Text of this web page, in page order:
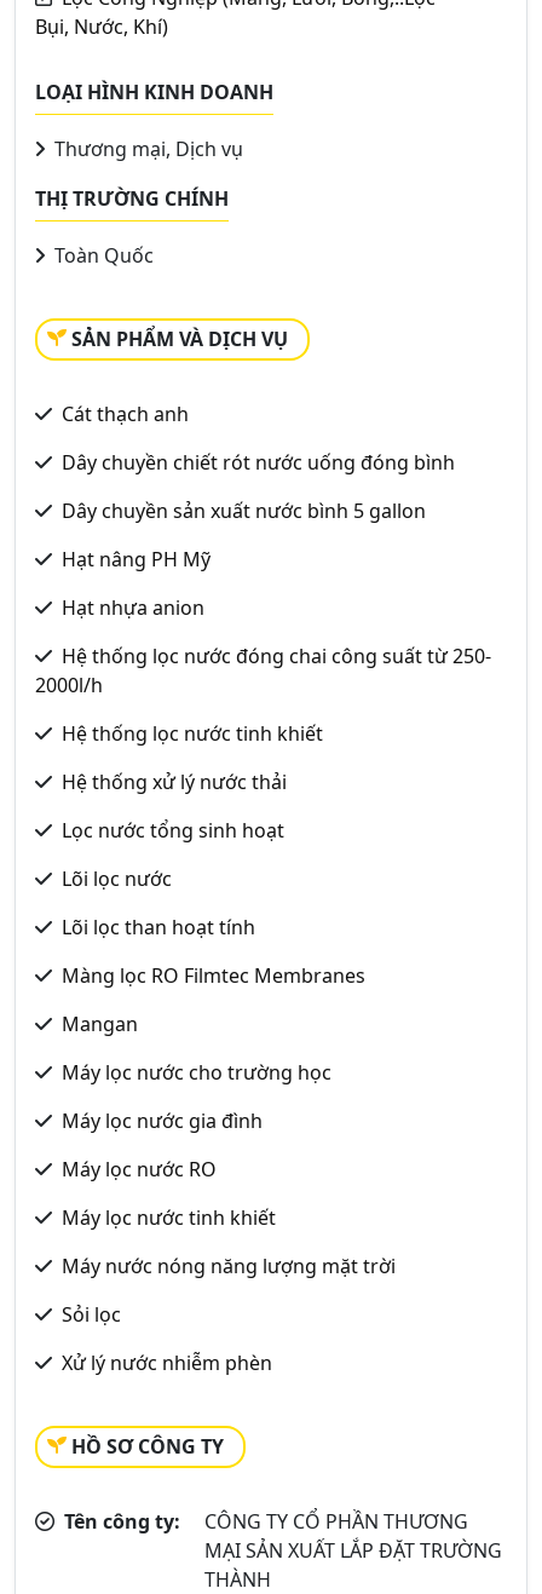
Bụi, Nước, Khí)
LOẠI HÌNH KINH DOANH
Thương mại, Dịch vụ
THỊ TRƯỜNG CHÍNH
Toàn Quốc
SẢN PHẨM VÀ DỊCH VỤ
Cát thạch anh
Dây chuyền chiết rót nước uống đóng bình
Dây chuyền sản xuất nước bình 5 gallon
Hạt nâng PH Mỹ
Hạt nhựa anion
Hệ thống lọc nước đóng chai công suất từ 250-
2000l/h
Hệ thống lọc nước tinh khiết
Hệ thống xử lý nước thải
Lọc nước tổng sinh hoạt
Lõi lọc nước
Lõi lọc than hoạt tính
Màng lọc RO Filmtec Membranes
Mangan
Máy lọc nước cho trường học
Máy lọc nước gia đình
Máy lọc nước RO
Máy lọc nước tinh khiết
Máy nước nóng năng lượng mặt trời
Sỏi lọc
Xử lý nước nhiễm phèn
HỒ SƠ CÔNG TY
Tên công ty:
CÔNG TY CỔ PHẦN THƯƠNG
MẠI SẢN XUẤT LẮP ĐẶT TRƯỜNG
THÀNH